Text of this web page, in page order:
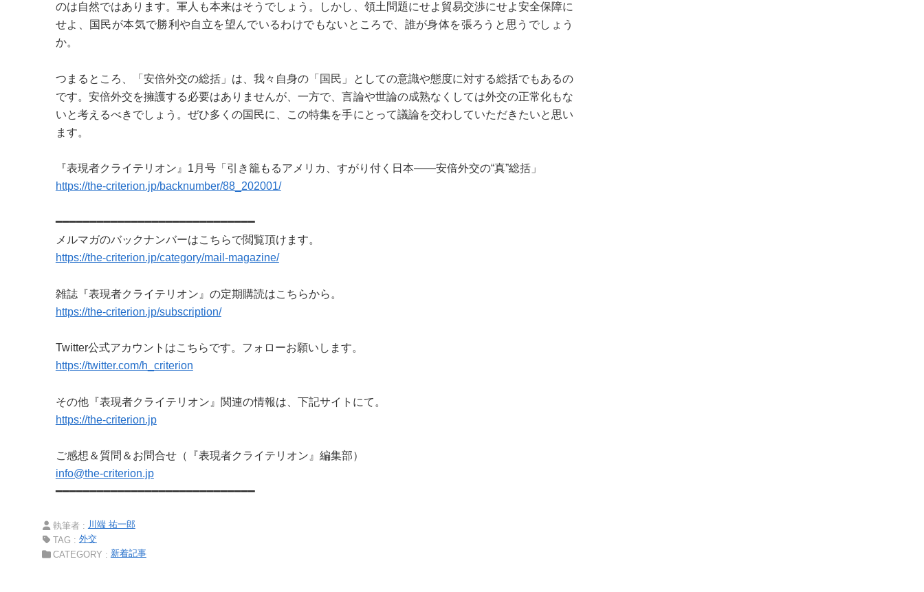
のは自然ではあります。軍人も本来はそうでしょう。しかし、領土問題にせよ貿易交渉にせよ安全保障に
せよ、国民が本気で勝利や自立を望んでいるわけでもないところで、誰が身体を張ろうと思うでしょう
か。
つまるところ、「安倍外交の総括」は、我々自身の「国民」としての意識や態度に対する総括でもあるの
です。安倍外交を擁護する必要はありませんが、一方で、言論や世論の成熟なくしては外交の正常化もな
いと考えるべきでしょう。ぜひ多くの国民に、この特集を手にとって議論を交わしていただきたいと思い
ます。
『表現者クライテリオン』1月号「引き籠もるアメリカ、すがり付く日本――安倍外交の“真”総括」
https://the-criterion.jp/backnumber/88_202001/
━━━━━━━━━━━━━━━━━━━━━━━━━━━━━
メルマガのバックナンバーはこちらで閲覧頂けます。
https://the-criterion.jp/category/mail-magazine/
雑誌『表現者クライテリオン』の定期購読はこちらから。
https://the-criterion.jp/subscription/
Twitter公式アカウントはこちらです。フォローお願いします。
https://twitter.com/h_criterion
その他『表現者クライテリオン』関連の情報は、下記サイトにて。
https://the-criterion.jp
ご感想＆質問＆お問合せ（『表現者クライテリオン』編集部）
info@the-criterion.jp
━━━━━━━━━━━━━━━━━━━━━━━━━━━━━
執筆者 :川端 祐一郎
TAG :外交
CATEGORY :新着記事